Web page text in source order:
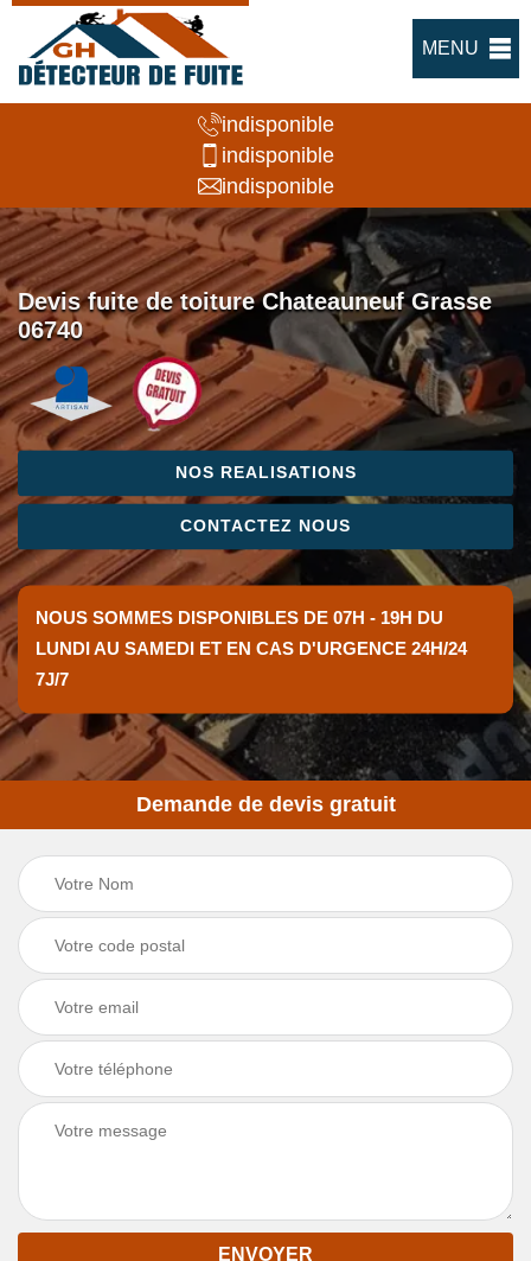
MENU
indisponible
indisponible
indisponible
Devis fuite de toiture Chateauneuf Grasse
06740
NOS REALISATIONS
CONTACTEZ NOUS
NOUS SOMMES DISPONIBLES DE 07H - 19H DU
LUNDI AU SAMEDI ET EN CAS D'URGENCE 24H/24
7J/7
Demande de devis gratuit